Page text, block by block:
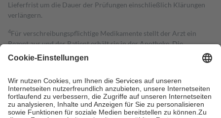
Lieferfrist um die Dauer der Prüfungen einschließlich Klärungen
verlängern.
4Für verschreibungspflichtige Medikamente stellt der Arzt ein
Rezept aus und der Patient erhält sie in der Apotheke. Die
gesetzliche Krankenversicherung übernimmt in der Regel die
Kosten dafür, der Versicherte trägt einen Teil davon als Zuzahlung
Grundsätzlich leisten Mitglieder Zuzahlungen in Höhe von zehn
Prozent des Abgabepreises,mindestens jedochfünf Euround
höchstens zehn Euro.Es sind jedoch nie mehr als die tatsächlichen
Kosten der Leistung zu entrichten.